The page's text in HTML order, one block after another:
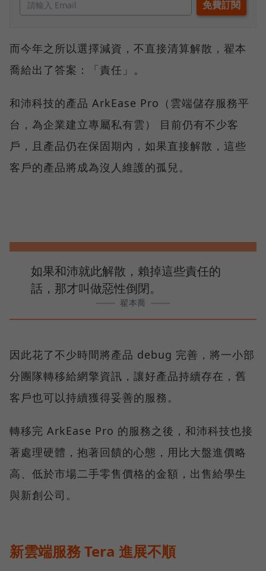
而今年之所以選擇減資，不直接清算解散，翟本
喬給出了答案：「責任」。
和沛科技的產品 ArkEase Pro（雲端儲存服務平
台，為企業建立專屬私有雲） 目前仍有不少客
戶，且產品仍在保固期內，如果直接解散，這些
客戶的產品將成為沒人維護的孤兒。
翟本喬
如果和沛就此解散，賴掉這些責任的
話，那才叫做惡性倒閉。
因此花了不少時間將產品 debug 完善，將一小部
分團隊轉移給網擎資訊，讓好產品持續存在，舊
客戶也可以持續獲得妥善的服務。
轉移完 ArkEase Pro 的服務之後，和沛科技也接
著處理硬體，抱著回饋的心態，用比大盤進價略
高、低於市場二手零售價格的金額，出售給學生
與新創公司。
新雲端服務 Tera 進展不順